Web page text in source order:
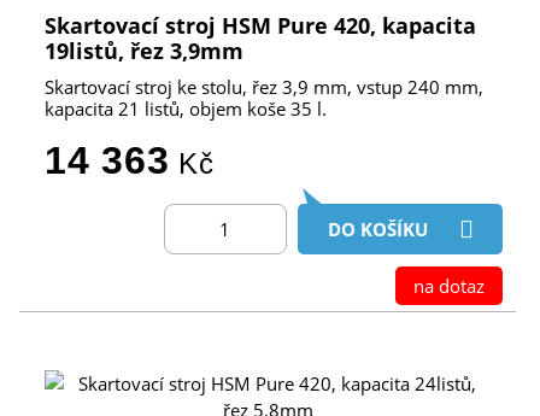
Skartovací stroj HSM Pure 420, kapacita
19listů, řez 3,9mm
Skartovací stroj ke stolu, řez 3,9 mm, vstup 240 mm,
kapacita 21 listů, objem koše 35 l.
14 363 Kč
DO KOŠÍKU
na dotaz